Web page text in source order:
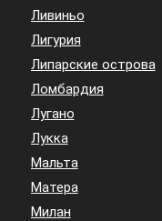
Ливиньо
Лигурия
Липарские острова
Ломбардия
Лугано
Лукка
Мальта
Матера
Милан